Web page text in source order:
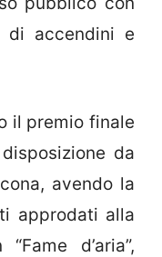
di accendini e
il premio finale
da
avendo la
approdati alla
d’aria”,